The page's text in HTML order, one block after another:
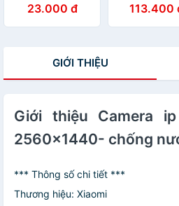
23.000 đ
8 màn hình
hình ảnh, âm
113.400
GIỚI THIỆU
Giới thiệu Camera
2560x1440- chống
*** Thông số chi tiết ***
Thương hiệu: Xiaomi